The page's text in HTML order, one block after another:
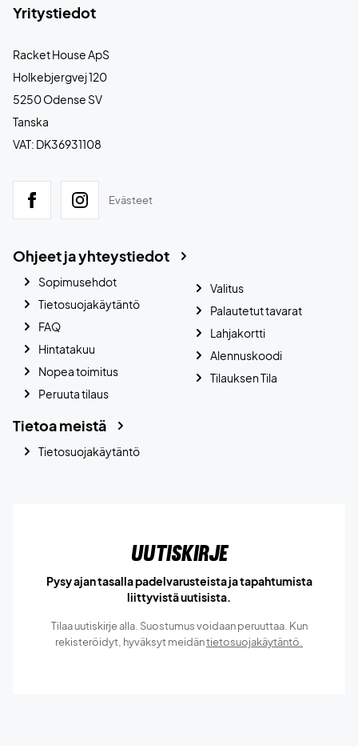
Yritystiedot
Racket House ApS
Holkebjergvej 120
5250 Odense SV
Tanska
VAT: DK36931108
Evästeet
Ohjeet ja yhteystiedot
Sopimusehdot
Tietosuojakäytäntö
FAQ
Hintatakuu
Nopea toimitus
Peruuta tilaus
Valitus
Palautetut tavarat
Lahjakortti
Alennuskoodi
Tilauksen Tila
Tietoa meistä
Tietosuojakäytäntö
Uutiskirje
Pysy ajan tasalla padelvarusteista ja tapahtumista
liittyvistä uutisista.
Tilaa uutiskirje alla. Suostumus voidaan peruuttaa. Kun
rekisteröidyt, hyväksyt meidäntietosuojakäytäntö.